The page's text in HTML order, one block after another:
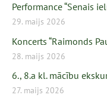
Performance “Senais
29. maijs 2026
Koncerts “Raimonds
28. maijs 2026
6., 8.a kl. mācību
27. maijs 2026